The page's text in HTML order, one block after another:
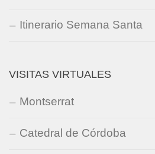
Itinerario Semana Santa
VISITAS VIRTUALES
Montserrat
Catedral de Córdoba